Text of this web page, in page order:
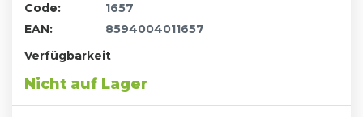
Code:
1657
EAN:
8594004011657
Verfügbarkeit
Nicht auf Lager